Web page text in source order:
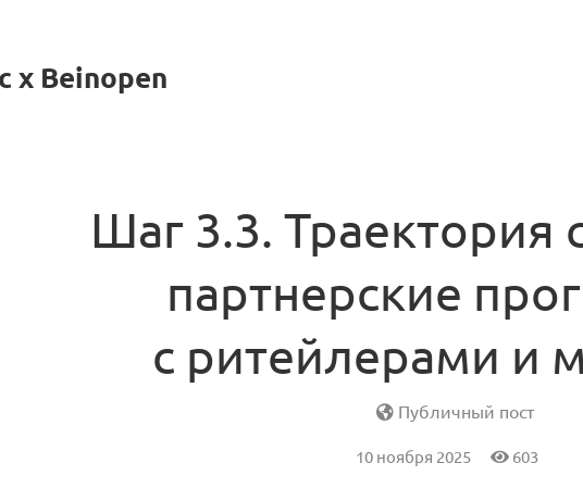
x Beinopen
Шаг 3.3. Траектория
партнерские
с ритейлерами и
Публичный пост
10 ноября 2025 603